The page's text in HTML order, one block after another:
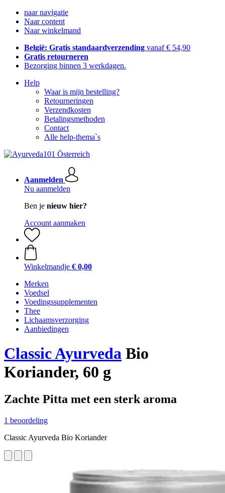
naar navigatie
Naar content
Naar winkelmand
België: Gratis standaardverzending vanaf € 54,90
Gratis retourneren
Bezorging binnen 3 werkdagen.
Help
Waar is mijn bestelling?
Retourneringen
Verzendkosten
Betalingsmethoden
Contact
Alle help-thema`s
Aanmelden
Nu aanmelden
Ben je nieuw hier?
Account aanmaken
Winkelmandje € 0,00
Merken
Voedsel
Voedingssupplementen
Thee
Lichaamsverzorging
Aanbiedingen
Classic Ayurveda Bio
Koriander, 60 g
Zachte Pitta met een sterk aroma
1 beoordeling
Classic Ayurveda Bio Koriander